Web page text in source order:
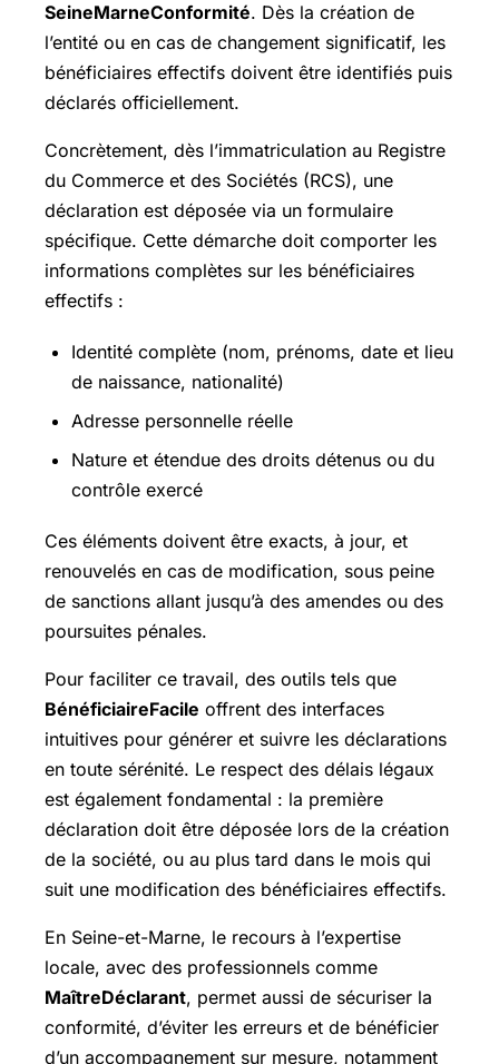
SeineMarneConformité. Dès la création de
l’entité ou en cas de changement significatif, les
bénéficiaires effectifs doivent être identifiés puis
déclarés officiellement.
Concrètement, dès l’immatriculation au Registre
du Commerce et des Sociétés (RCS), une
déclaration est déposée via un formulaire
spécifique. Cette démarche doit comporter les
informations complètes sur les bénéficiaires
effectifs :
Identité complète (nom, prénoms, date et lieu
de naissance, nationalité)
Adresse personnelle réelle
Nature et étendue des droits détenus ou du
contrôle exercé
Ces éléments doivent être exacts, à jour, et
renouvelés en cas de modification, sous peine
de sanctions allant jusqu’à des amendes ou des
poursuites pénales.
Pour faciliter ce travail, des outils tels que
BénéficiaireFacile offrent des interfaces
intuitives pour générer et suivre les déclarations
en toute sérénité. Le respect des délais légaux
est également fondamental : la première
déclaration doit être déposée lors de la création
de la société, ou au plus tard dans le mois qui
suit une modification des bénéficiaires effectifs.
En Seine-et-Marne, le recours à l’expertise
locale, avec des professionnels comme
MaîtreDéclarant, permet aussi de sécuriser la
conformité, d’éviter les erreurs et de bénéficier
d’un accompagnement sur mesure, notamment